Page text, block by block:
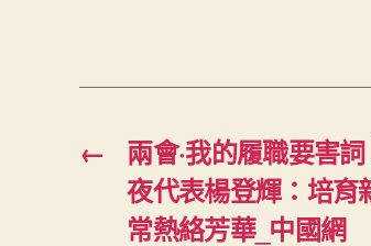
←
兩會·我的履職要害
夜代表楊登輝：培育
常熱絡芳華_中國網